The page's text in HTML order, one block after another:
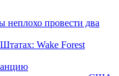
неплохо провести два
Wake Forest